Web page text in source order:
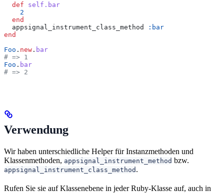
  def
self.bar
    2
  end
  appsignal_instrument_class_method
:bar
end
Foo . new . bar
# => 1
Foo . bar
# => 2
Verwendung
Wir haben unterschiedliche Helper für Instanzmethoden und
Klassenmethoden, appsignal_instrument_method bzw.
appsignal_instrument_class_method .
Rufen Sie sie auf Klassenebene in jeder Ruby-Klasse auf, auch in